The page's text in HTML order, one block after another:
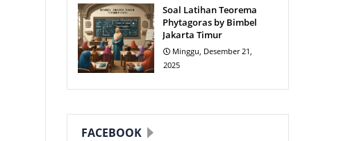
Soal Latihan Teorema
Phytagoras by Bimbel
Jakarta Timur
Minggu, Desember 21,
2025
FACEBOOK